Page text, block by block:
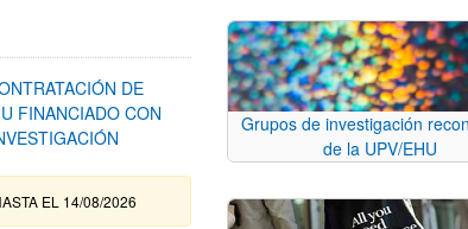
DE
FINANCIADO CON
EL 14/08/2026
Grupos de investigación
de la UPV/EHU